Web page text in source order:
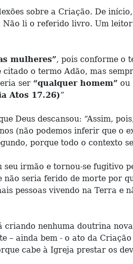
sobre a Criação. De
li o referido livro. Um
mulheres”, pois conforme o
citado o termo Adão, mas
ser “qualquer homem” ou
Atos 17.26)”
Deus descansou: “Assim,
(não podemos inferir que o
porque todo o contexto
irmão e tornou-se fugitivo
não seria ferido de morte por
pessoas vivendo na Terra e
nenhuma doutrina
ainda bem - o ato da
cabe à Igreja prestar os